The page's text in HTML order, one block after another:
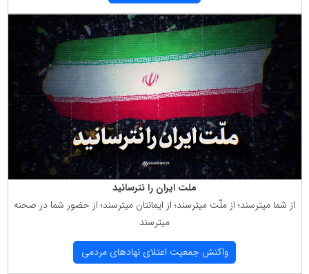
ملت ایران را نترسانید
از شما میترسند؛ از ملّت میترسند؛ از ایمانتان میترسند؛ از حضور شما در صحنه
میترسند
واكنش جمعیت اعتلای نهادهای مردمی